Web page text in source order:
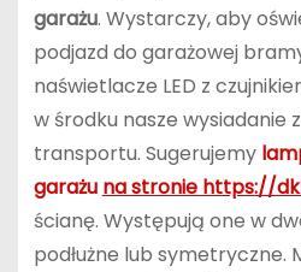
garażu. Wystarczy, aby
podjazd do garażowej
naświetlacze LED z
w środku nasze wysiadanie
transportu. Sugerujemy
garażu na stronie https://
ścianę. Występują one w
podłużne lub symetryczne.